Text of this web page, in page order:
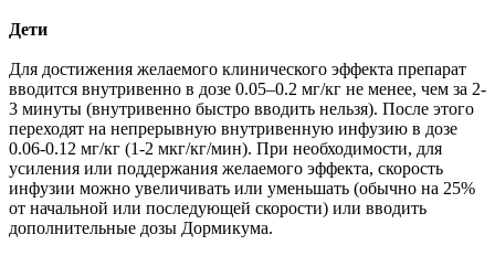
Дети
Для достижения желаемого клинического эффекта препарат
вводится внутривенно в дозе 0.05–0.2 мг/кг не менее, чем за 2-
3 минуты (внутривенно быстро вводить нельзя). После этого
переходят на непрерывную внутривенную инфузию в дозе
0.06-0.12 мг/кг (1-2 мкг/кг/мин). При необходимости, для
усиления или поддержания желаемого эффекта, скорость
инфузии можно увеличивать или уменьшать (обычно на 25%
от начальной или последующей скорости) или вводить
дополнительные дозы Дормикума.